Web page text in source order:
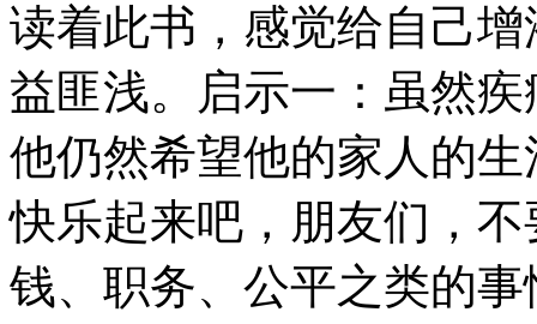
读着此书，感觉给自己
益匪浅。启示一：虽然
他仍然希望他的家人的
快乐起来吧，朋友们，
钱、职务、公平之类的